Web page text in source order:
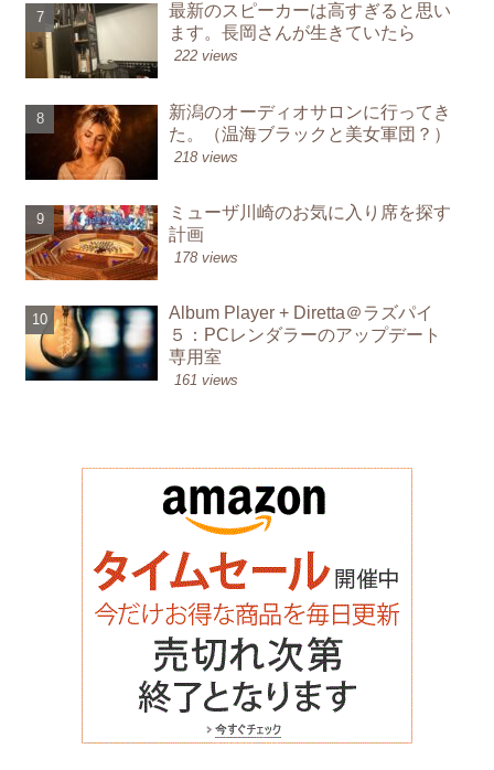
最新のスピーカーは高すぎると思い
ます。長岡さんが生きていたら
222 views
新潟のオーディオサロンに行ってき
た。（温海ブラックと美女軍団？）
218 views
ミューザ川崎のお気に入り席を探す
計画
178 views
Album Player + Diretta＠ラズパイ
５：PCレンダラーのアップデート
専用室
161 views